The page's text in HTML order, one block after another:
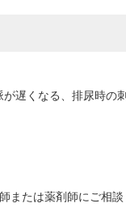
遅くなる、排尿時の
たは薬剤師にご相